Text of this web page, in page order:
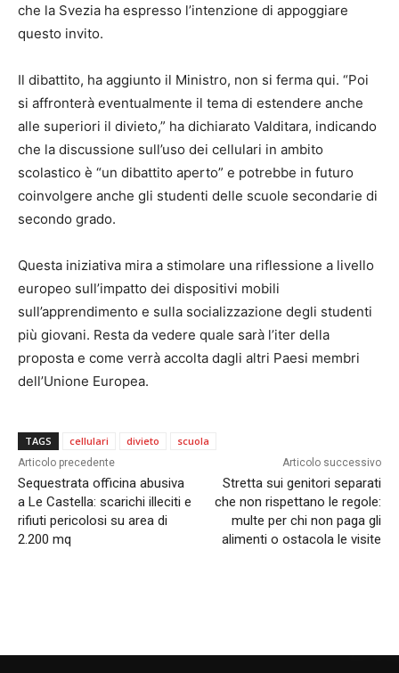
che la Svezia ha espresso l’intenzione di appoggiare
questo invito.
Il dibattito, ha aggiunto il Ministro, non si ferma qui. “Poi
si affronterà eventualmente il tema di estendere anche
alle superiori il divieto,” ha dichiarato Valditara, indicando
che la discussione sull’uso dei cellulari in ambito
scolastico è “un dibattito aperto” e potrebbe in futuro
coinvolgere anche gli studenti delle scuole secondarie di
secondo grado.
Questa iniziativa mira a stimolare una riflessione a livello
europeo sull’impatto dei dispositivi mobili
sull’apprendimento e sulla socializzazione degli studenti
più giovani. Resta da vedere quale sarà l’iter della
proposta e come verrà accolta dagli altri Paesi membri
dell’Unione Europea.
TAGS cellulari divieto scuola
Articolo precedente
Sequestrata officina abusiva
a Le Castella: scarichi illeciti e
rifiuti pericolosi su area di
2.200 mq
Articolo successivo
Stretta sui genitori separati
che non rispettano le regole:
multe per chi non paga gli
alimenti o ostacola le visite